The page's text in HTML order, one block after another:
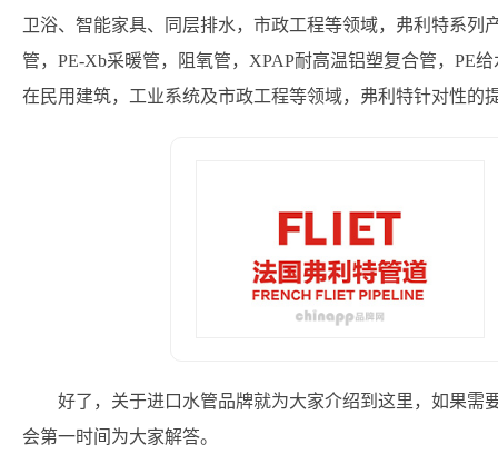
卫浴、智能家具、同层排水，市政工程等领域，弗利特系列
管，PE-Xb采暖管，阻氧管，XPAP耐高温铝塑复合管，PE
在民用建筑，工业系统及市政工程等领域，弗利特针对性的
好了，关于进口水管品牌就为大家介绍到这里，如果需
会第一时间为大家解答。